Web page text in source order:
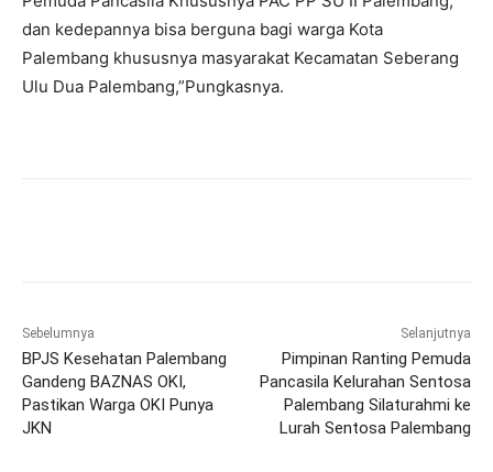
dan kedepannya bisa berguna bagi warga Kota
Palembang khususnya masyarakat Kecamatan Seberang
Ulu Dua Palembang,”Pungkasnya.
Sebelumnya
BPJS Kesehatan Palembang
Gandeng BAZNAS OKI,
Pastikan Warga OKI Punya
JKN
Selanjutnya
Pimpinan Ranting Pemuda
Pancasila Kelurahan Sentosa
Palembang Silaturahmi ke
Lurah Sentosa Palembang